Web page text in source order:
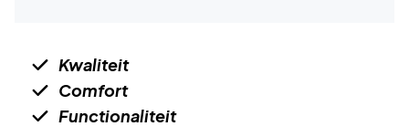
Kwaliteit
Comfort
Functionaliteit